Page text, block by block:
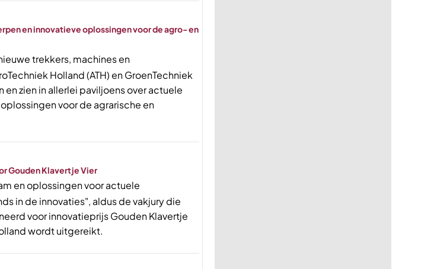
en innovatieve oplossingen voor de agro- en
trekkers, machines en
Holland (ATH) en GroenTechniek
en zien in allerlei paviljoens over actuele
voor de agrarische en
Gouden Klavertje Vier
en oplossingen voor actuele
in de innovaties", aldus de vakjury die
voor innovatieprijs Gouden Klavertje
wordt uitgereikt.